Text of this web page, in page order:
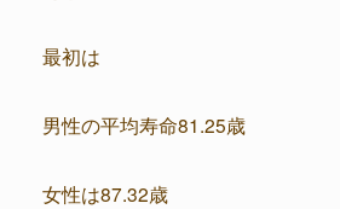
最初は
男性の平均寿命81.25歳
女性は87.32歳